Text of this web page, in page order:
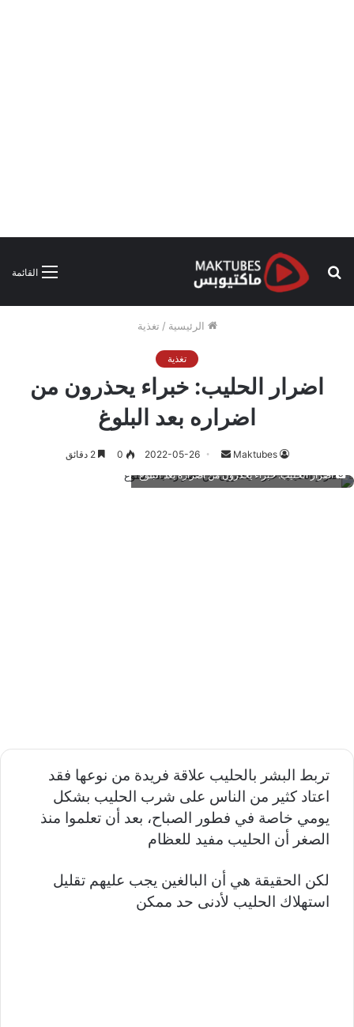
القائمة
بحث
الرئيسية / تغذية
تغذية
اضرار الحليب: خبراء يحذرون من
اضراره بعد البلوغ
Maktubes
أرسل
إلكترونيا
2022-05-26
0 2 دقائق
اضرار الحليب: خبراء يحذرون من اضراره بعد البلوغ
تربط البشر بالحليب علاقة فريدة من نوعها فقد
اعتاد كثير من الناس على شرب الحليب بشكل
يومي خاصة في فطور الصباح، بعد أن تعلموا منذ
الصغر أن الحليب مفيد للعظام
لكن الحقيقة هي أن البالغين يجب عليهم تقليل
استهلاك الحليب لأدنى حد ممكن